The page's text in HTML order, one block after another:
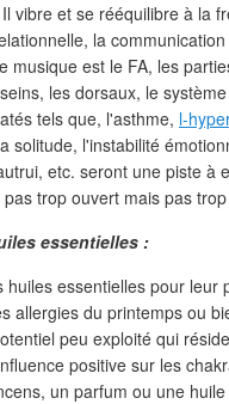
vibre et se rééquilibre à la
la
musique est le FA, les
les dorsaux, le
tels que, l'asthme, l-
solitude, l'instabilité
etc. seront une piste à
trop ouvert mais pas
essentielles :
huiles essentielles pour
allergies du printemps ou
peu exploité qui
positive sur les
un parfum ou une